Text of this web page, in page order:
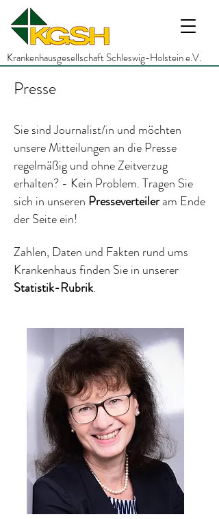
Krankenhausgesellschaft Schleswig-Holstein e.V.
Presse
Sie sind Journalist/in und möchten
unsere Mitteilungen an die Presse
regelmäßig und ohne Zeitverzug
erhalten? - Kein Problem. Tragen Sie
sich in unseren Presseverteileram Ende
der Seiteein!
Zahlen, Daten und Fakten rund ums
Krankenhaus finden Sie in unserer
Statistik-Rubrik.